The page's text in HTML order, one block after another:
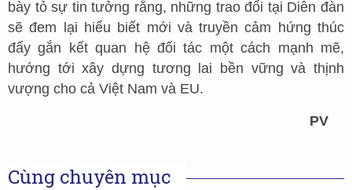
bày tỏ sự tin tưởng rằng, những trao đổi tại Diễn đàn
sẽ đem lại hiểu biết mới và truyền cảm hứng thúc
đẩy gắn kết quan hệ đối tác một cách mạnh mẽ,
hướng tới xây dựng tương lai bền vững và thịnh
vượng cho cả Việt Nam và EU.
PV
Cùng chuyên mục